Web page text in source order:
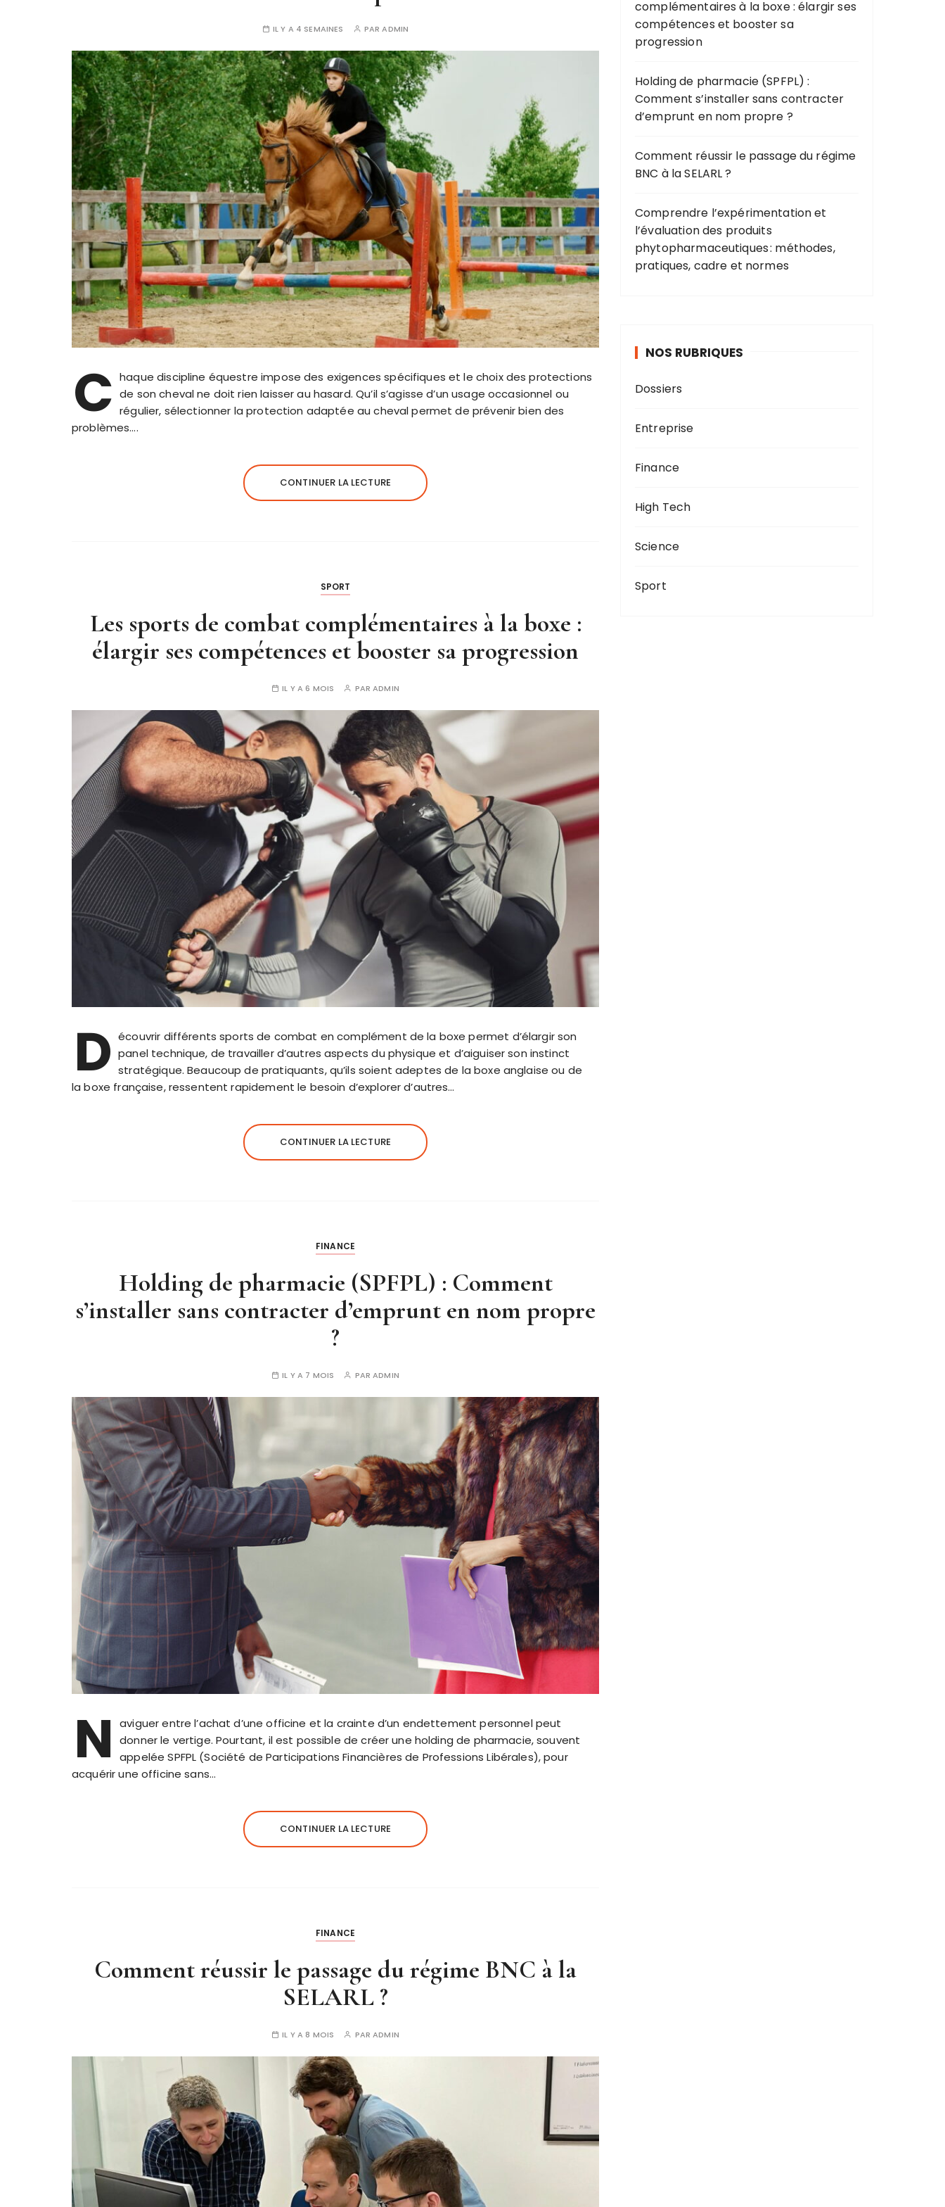
IL Y A 4 SEMAINES PARADMIN
C haque discipline équestre impose des exigences spécifiques et le choix des protections
de son cheval ne doit rien laisser au hasard. Qu’il s’agisse d’un usage occasionnel ou
régulier, sélectionner la protection adaptée au cheval permet de prévenir bien des
problèmes….
CONTINUER LA LECTURE
SPORT
Les sports de combat complémentaires à la boxe :
élargir ses compétences et booster sa progression
IL Y A 6 MOIS PARADMIN
D écouvrir différents sports de combat en complément de la boxe permet d’élargir son
panel technique, de travailler d’autres aspects du physique et d’aiguiser son instinct
stratégique. Beaucoup de pratiquants, qu’ils soient adeptes de la boxe anglaise ou de
la boxe française, ressentent rapidement le besoin d’explorer d’autres…
CONTINUER LA LECTURE
FINANCE
Holding de pharmacie (SPFPL) : Comment
s’installer sans contracter d’emprunt en nom propre
?
IL Y A 7 MOIS PARADMIN
N
aviguer entre l’achat d’une officine et la crainte d’un endettement personnel peut
donner le vertige. Pourtant, il est possible de créer une holding de pharmacie, souvent
appelée SPFPL (Société de Participations Financières de Professions Libérales), pour
acquérir une officine sans…
CONTINUER LA LECTURE
FINANCE
Comment réussir le passage du régime BNC à la
SELARL ?
IL Y A 8 MOIS PARADMIN
complémentaires à la boxe : élargir ses
compétences et booster sa
progression
Holding de pharmacie (SPFPL) :
Comment s’installer sans contracter
d’emprunt en nom propre ?
Comment réussir le passage du régime
BNC à la SELARL ?
Comprendre l’expérimentation et
l’évaluation des produits
phytopharmaceutiques : méthodes,
pratiques, cadre et normes
NOS RUBRIQUES
Dossiers
Entreprise
Finance
High Tech
Science
Sport